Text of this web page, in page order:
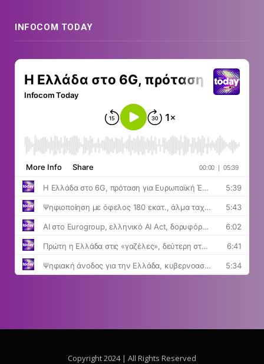
INFOCOM TODAY
Copyright 2024 | All Rights Reserved